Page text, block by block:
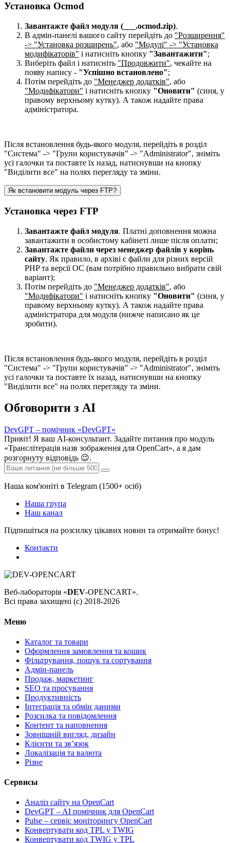
Установка Ocmod
Завантажте файл модуля (___.ocmod.zip).
В адмін-панелі вашого сайту перейдіть до "Розширення"
-> "Установка розширень", або "Модулі" -> "Установка
модифікаторів" і натисніть кнопку "Завантажити";
Виберіть файл і натисніть "Продовжити", чекайте на
появу напису - "Успішно встановлено";
Потім перейдіть до "Менеджер додатків", або
"Модифікатори" і натисніть кнопку "Оновити" (синя, у
правому верхньому кутку). А також надайте права
адміністратора.
Після встановлення будь-якого модуля, перейдіть в розділ
"Система" -> "Групи користувачів" -> "Administrator", зніміть
усі галочки та поставте їх назад, натиснувши на кнопку
"Виділити все" на полях перегляду та зміни.
Як встановити модуль через FTP?
Установка через FTP
Завантажте файл модуля. Платні доповнення можна
завантажити в особистому кабінеті лише після оплати;
Завантажте файли через менеджер файлів у корінь
сайту. Як правило, в архіві є файли для різних версій
PHP та версії OC (вам потрібно правильно вибрати свій
варіант);
Потім перейдіть до "Менеджер додатків", або
"Модифікатори" і натисніть кнопку "Оновити" (синя, у
правому верхньому кутку). А також надайте права
адміністратора для модуля (нижче написано як це
зробити).
Після встановлення будь-якого модуля, перейдіть в розділ
"Система" -> "Групи користувачів" -> "Administrator", зніміть
усі галочки та поставте їх назад, натиснувши на кнопку
"Виділити все" на полях перегляду та зміни.
Обговорити з AI
DevGPT – помічник «DevGPT»
Привіт! Я ваш AI-консультант. Задайте питання про модуль
«Транслітерація назв зображення для OpenCart», а я дам
розгорнуту відповідь 😉.
Наша ком'юніті в Telegram (1500+ осіб)
Наша група
Наш канал
Підпишіться на розсилку цікавих новин та отримайте бонус!
Контакти
Веб-лабораторія «DEV-OPENCART».
Всі права захищені (с) 2018-2026
Меню
Каталог та товари
Оформлення замовлення та кошик
Фільтрування, пошук та сортування
Адмін-панель
Продаж, маркетинг
SEO та просування
Продуктивність
Інтеграція та обмін даними
Розсилка та повідомлення
Контент та наповнення
Зовнішній вигляд, дизайн
Клієнти та звʼязок
Локалізація та валюта
Різне
Сервисы
Аналіз сайту на OpenCart
DevGPT – AI помічник для OpenCart
Pulse – сервіс моніторингу OpenCart
Конвертувати код TPL у TWIG
Конвертувати код TWIG у TPL